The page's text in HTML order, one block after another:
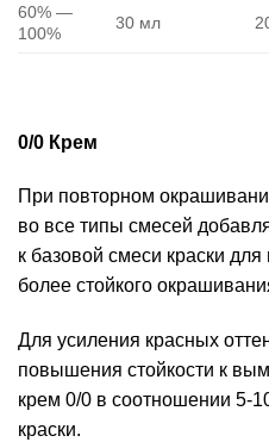
60% —
100%
30 мл
0/0 Крем
При повторном
во все типы смесей
к базовой смеси краски
более стойкого
Для усиления красных
повышения стойкости к
крем 0/0 в соотношении 5-
краски.